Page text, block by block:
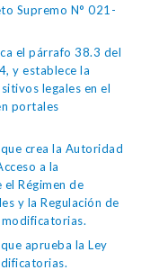
Supremo N° 021-
el párrafo 38.3 del
y establece la
legales en el
portales
crea la Autoridad
a la
Régimen de
y la Regulación de
aprueba la Ley